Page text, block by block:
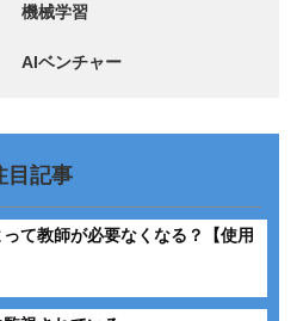
機械学習
AIベンチャー
目記事
て教師が必要なくなる？【使用